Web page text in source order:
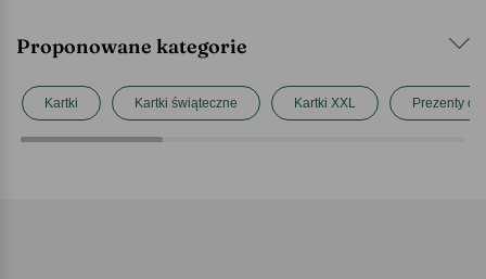
Proponowane kategorie
Kartki Kartki świąteczne Kartki XXL Prezenty